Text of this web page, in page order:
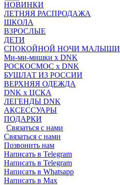
НОВИНКИ
ЛЕТНЯЯ РАСПРОДАЖА
ШКОЛА
ВЗРОСЛЫЕ
ДЕТИ
СПОКОЙНОЙ НОЧИ МАЛЫШИ
Ми-ми-мишки x DNK
РОСКОСМОС x DNK
БУШЛАТ ИЗ РОССИИ
ВЕРХНЯЯ ОДЕЖДА
DNK x ЦСКА
ЛЕГЕНДЫ DNK
АКСЕССУАРЫ
ПОДАРКИ
Связаться с нами
Связаться с нами
Позвонить нам
Написать в Telegram
Написать в Telegram
Написать в Whatsapp
Написать в Max